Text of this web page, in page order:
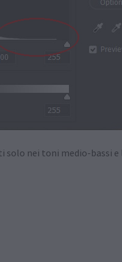
solo nei toni medio-bassi